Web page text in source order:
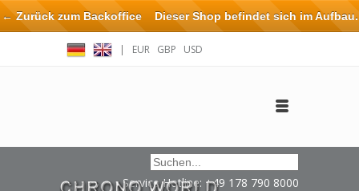
| EUR GBP USD
Service Hotline: +49 178 790 8000
← Zurück zum BackofficeDieser Shop befindet sich im Aufbau.
Eventuell können nicht alle Bestellungen eingehalten oder erfüllt